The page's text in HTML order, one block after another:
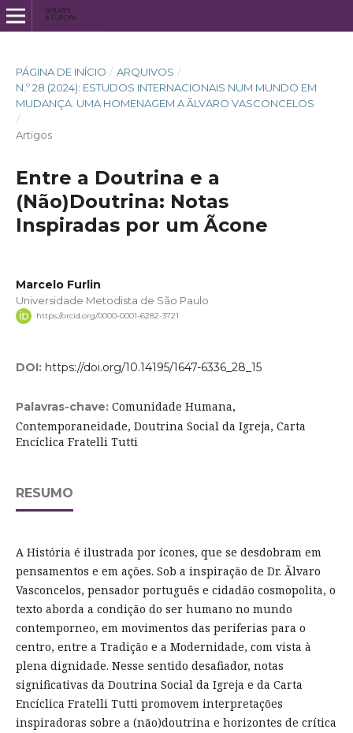
PÁGINA DE INÍCIO / ARQUIVOS /
N.º 28 (2024): ESTUDOS INTERNACIONAIS NUM MUNDO EM
MUDANÇA. UMA HOMENAGEM A ÃLVARO VASCONCELOS
/
Artigos
Entre a Doutrina e a
(Não)Doutrina: Notas
Inspiradas por um Ãcone
Marcelo Furlin
Universidade Metodista de São Paulo
https://orcid.org/0000-0001-6282-3721
DOI: https://doi.org/10.14195/1647-6336_28_15
Palavras-chave: Comunidade Humana,
Contemporaneidade, Doutrina Social da Igreja, Carta
Encíclica Fratelli Tutti
RESUMO
A História é ilustrada por ícones, que se desdobram em
pensamentos e em ações. Sob a inspiração de Dr. Ãlvaro
Vasconcelos, pensador português e cidadão cosmopolita, o
texto aborda a condição do ser humano no mundo
contemporneo, em movimentos das periferias para o
centro, entre a Tradição e a Modernidade, com vista à
plena dignidade. Nesse sentido desafiador, notas
significativas da Doutrina Social da Igreja e da Carta
Encíclica Fratelli Tutti promovem interpretações
inspiradoras sobre a (não)doutrina e horizontes de crítica